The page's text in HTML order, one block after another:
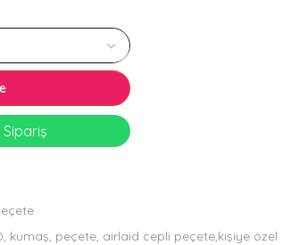
kumaş, peçete, airlaid cepli peçete,kişiye özel